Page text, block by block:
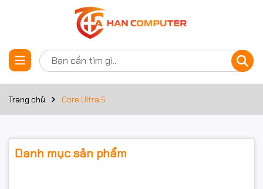
Trang chủ Core Ultra 5
Danh mục sản phẩm